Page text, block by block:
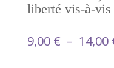
liberté vis-à-vis
9,00 € – 14,00